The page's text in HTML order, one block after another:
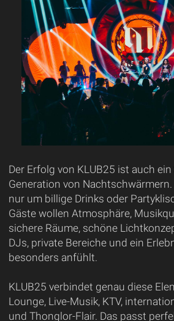
Der Erfolg von KLUB25 ist auch
Generation von
nur um billige Drinks oder
Gäste wollen Atmosphäre,
sichere Räume, schöne
DJs, private Bereiche und ein
besonders anfühlt.
KLUB25 verbindet genau diese
Lounge, Live-Musik, KTV,
und Thonglor-Flair. Das passt